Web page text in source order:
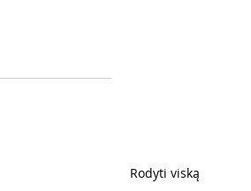
Rodyti viską